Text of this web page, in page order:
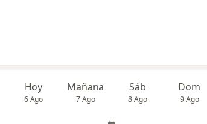
Hoy
6 Ago
Mañana
7 Ago
Sáb
8 Ago
Dom
9 Ago